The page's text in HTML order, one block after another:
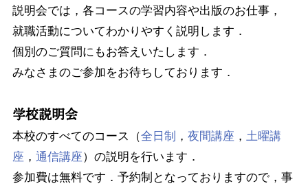
説明会では，各コースの学習内容や出版のお仕事，
就職活動についてわかりやすく説明します．
個別のご質問にもお答えいたします．
みなさまのご参加をお待ちしております．
学校説明会
本校のすべてのコース（全日制 ， 夜間講座 ， 土曜講
座 ， 通信講座）の説明を行います．
参加費は無料です．予約制となっておりますので，事